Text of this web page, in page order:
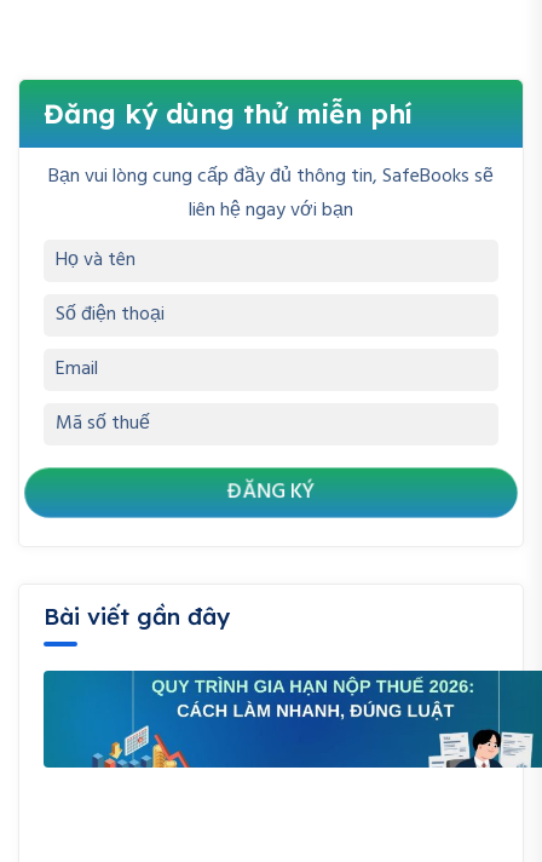
Đăng ký dùng thử miễn phí
Bạn vui lòng cung cấp đầy đủ thông tin, SafeBooks sẽ
liên hệ ngay với bạn
Bài viết gần đây